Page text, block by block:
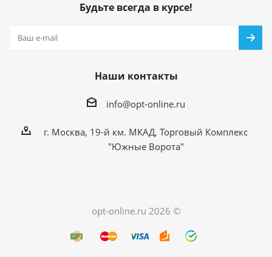
Будьте всегда в курсе!
Наши контакты
info@opt-online.ru
г. Москва, 19-й км. МКАД, Торговый Комплекс
"Южные Ворота"
opt-online.ru 2026 ©